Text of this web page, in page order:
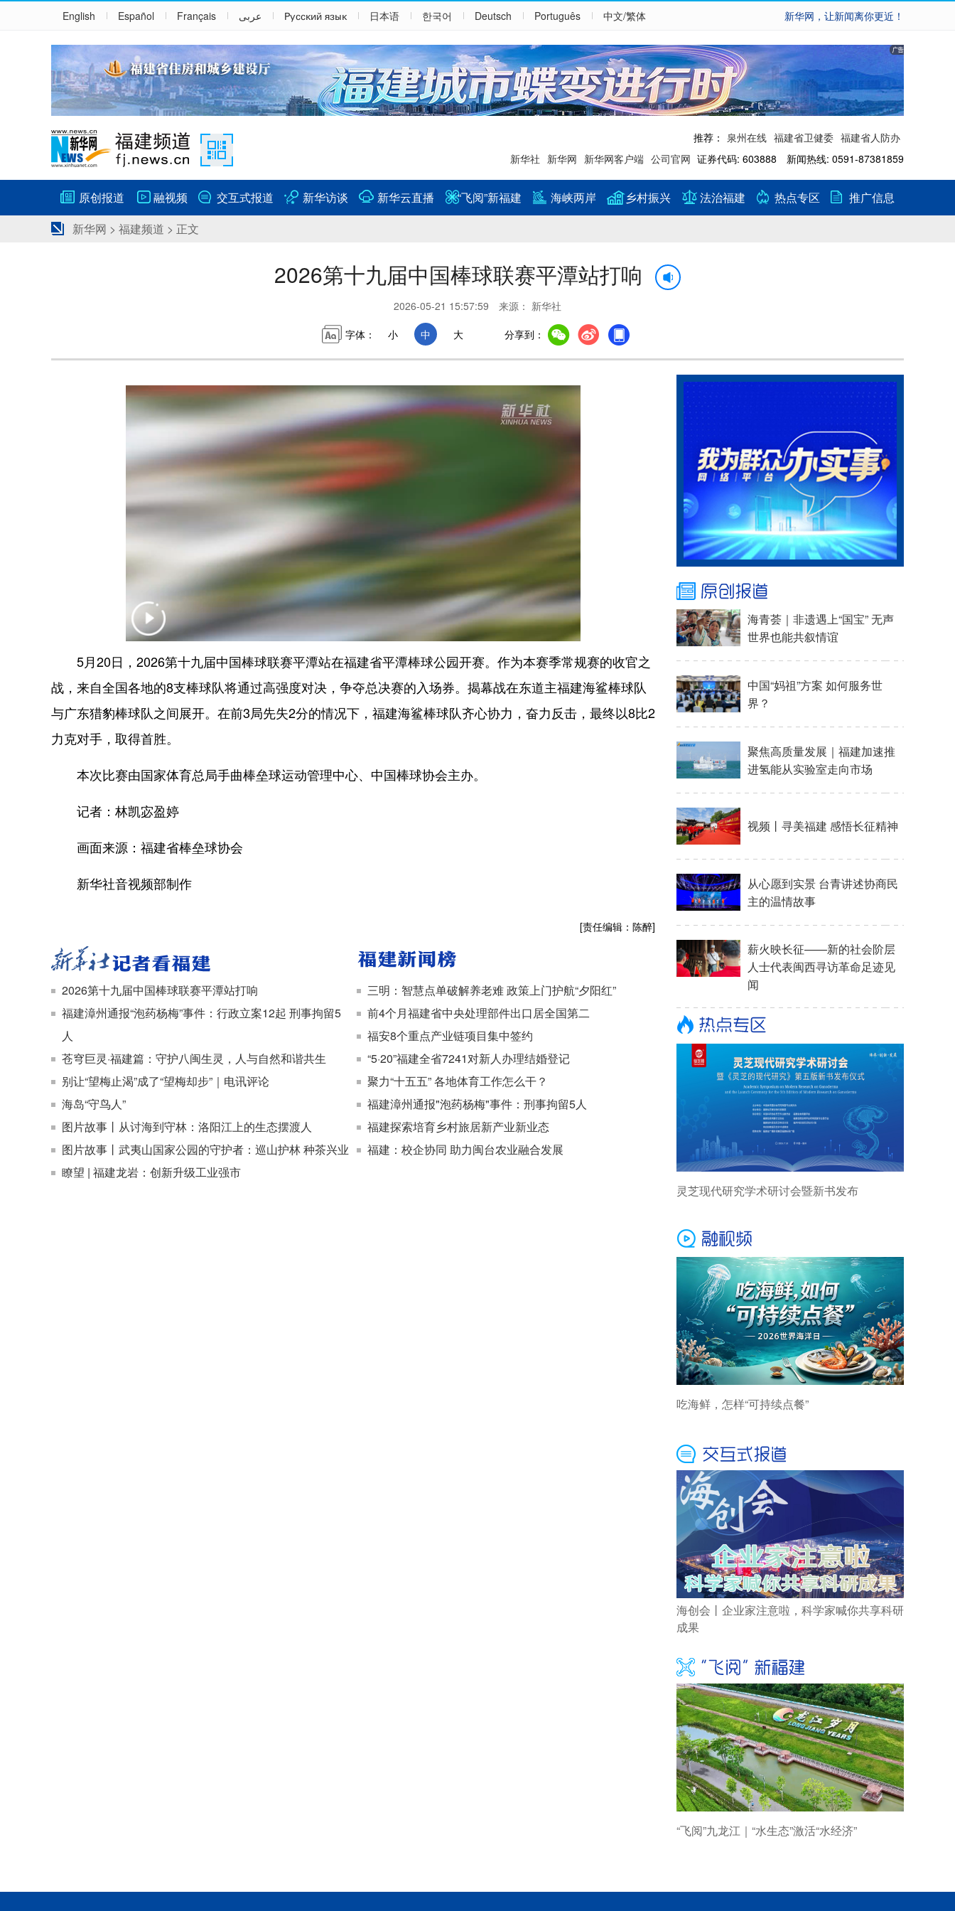
English Español Français عربى Русский язык 日本语 한국어 Deutsch Português 中文/繁体 新华网，让新闻离你更近！
推荐： 泉州在线 福建省卫健委 福建省人防办
新华社 新华网 新华网客户端 公司官网 证券代码: 603888 新闻热线: 0591-87381859
原创报道 融视频 交互式报道 新华访谈 新华云直播 “飞阅”新福建 海峡两岸 乡村振兴 法治福建 热点专区
推广信息
新华网 > 福建频道 > 正文
2026第十九届中国棒球联赛平潭站打响
2026-05-21 15:57:59 来源： 新华社
字体：
小 中 大 分享到：
5月20日，2026第十九届中国棒球联赛平潭站在福建省平潭棒球公园开赛。作为本赛季常规赛的收官之
战，来自全国各地的8支棒球队将通过高强度对决，争夺总决赛的入场券。揭幕战在东道主福建海鲨棒球队
与广东猎豹棒球队之间展开。在前3局先失2分的情况下，福建海鲨棒球队齐心协力，奋力反击，最终以8比2
力克对手，取得首胜。
本次比赛由国家体育总局手曲棒垒球运动管理中心、中国棒球协会主办。
记者：林凯宓盈婷
画面来源：福建省棒垒球协会
新华社音视频部制作
[责任编辑：陈醉]
2026第十九届中国棒球联赛平潭站打响
福建漳州通报“泡药杨梅”事件：行政立案12起 刑事拘留5
人
苍穹巨灵·福建篇：守护八闽生灵，人与自然和谐共生
别让“望梅止渴”成了“望梅却步”｜电讯评论
海岛“守鸟人”
图片故事丨从讨海到守林：洛阳江上的生态摆渡人
图片故事丨武夷山国家公园的守护者：巡山护林 种茶兴业
瞭望 | 福建龙岩：创新升级工业强市
三明：智慧点单破解养老难 政策上门护航“夕阳红”
前4个月福建省中央处理部件出口居全国第二
福安8个重点产业链项目集中签约
“5·20”福建全省7241对新人办理结婚登记
聚力“十五五” 各地体育工作怎么干？
福建漳州通报"泡药杨梅"事件：刑事拘留5人
福建探索培育乡村旅居新产业新业态
福建：校企协同 助力闽台农业融合发展